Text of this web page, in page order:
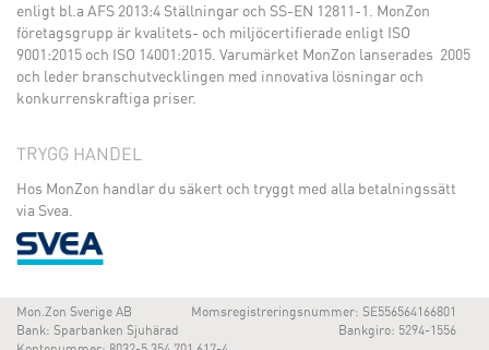
enligt bl.a AFS 2013:4 Ställningar och SS-EN 12811-1. MonZon
företagsgrupp är kvalitets- och miljöcertifierade enligt ISO
9001:2015 och ISO 14001:2015. Varumärket MonZon lanserades 2005
och leder branschutvecklingen med innovativa lösningar och
konkurrenskraftiga priser.
TRYGG HANDEL
Hos MonZon handlar du säkert och tryggt med alla betalningssätt
via Svea.
Mon.Zon Sverige AB
Momsregistreringsnummer: SE556564166801
Bank: Sparbanken Sjuhärad
Bankgiro: 5294-1556